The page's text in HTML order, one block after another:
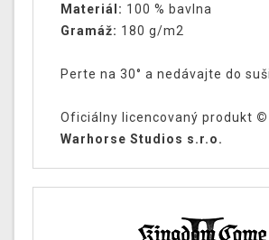
Materiál: 100 % bavlna
Gramáž: 180 g/m2
Perte na 30° a nedávajte do
Oficiálny licencovaný produkt ©
Warhorse Studios s.r.o.